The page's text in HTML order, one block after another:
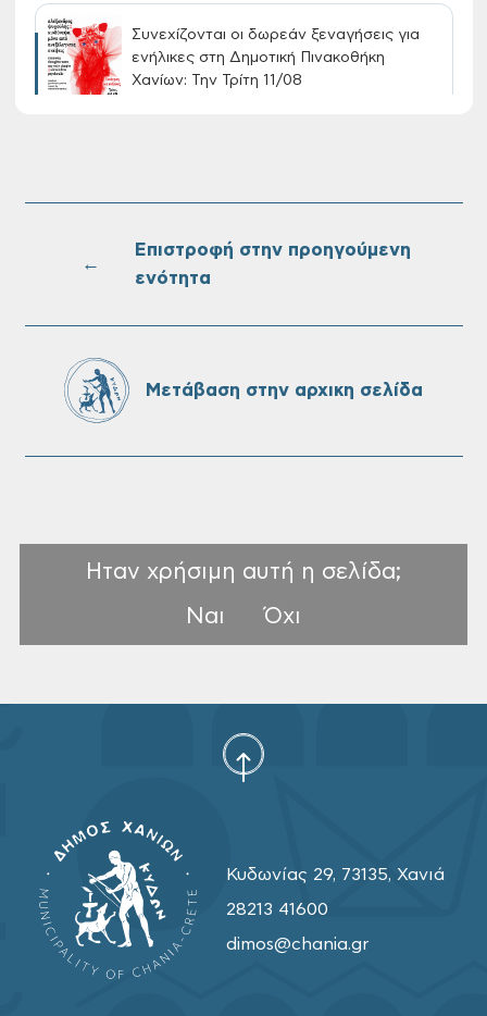
Συνεχίζονται οι δωρεάν ξεναγήσεις για
ενήλικες στη Δημοτική Πινακοθήκη
Χανίων: Την Τρίτη 11/08
Τακτική συνεδρίαση Δημοτικής Επιτροπής
←
Επιστροφή στην προηγούμενη
ενότητα
Μετάβαση στην αρχικη σελίδα
Ηταν χρήσιμη αυτή η σελίδα;
Ναι
Όχι
Κυδωνίας 29, 73135, Χανιά
28213 41600
dimos@chania.gr